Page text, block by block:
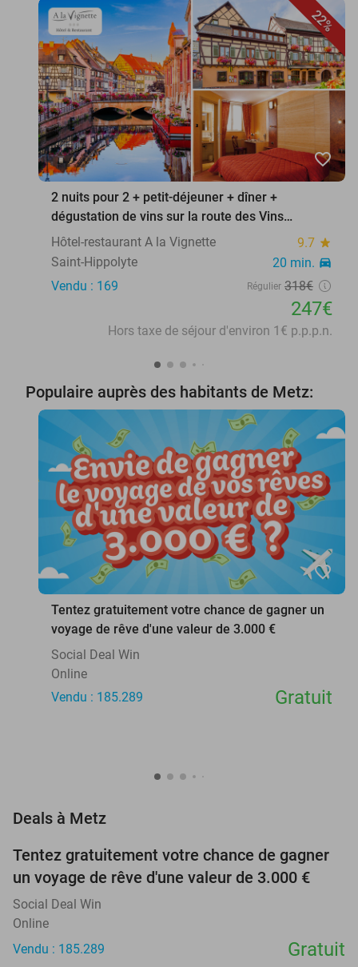
22%
favorite_border
2 nuits pour 2 + petit-déjeuner + dîner +
dégustation de vins sur la route des Vins
d'Alsace
Hôtel-restaurant A la Vignette 9.7 star
Saint-Hippolyte 20 min. directions_car
Vendu : 169 Régulier 318€
247€
Hors taxe de séjour d'environ 1€ p.p.p.n.
Populaire auprès des habitants de Metz:
favorite_border
Tentez gratuitement votre chance de gagner un
voyage de rêve d'une valeur de 3.000 €
Social Deal Win
Online
Vendu : 185.289
Gratuit
Deals à Metz
Tentez gratuitement votre chance de gagner
un voyage de rêve d'une valeur de 3.000 €
Social Deal Win
Online
Vendu : 185.289
Gratuit